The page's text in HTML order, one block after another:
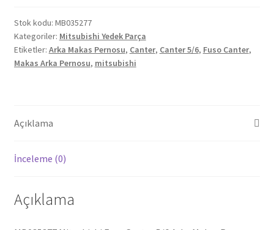
Arka
Makas
Pernosu
MB035277
Stok kodu: MB035277
Kategoriler: Mitsubishi Yedek Parça
Etiketler: Arka Makas Pernosu, Canter, Canter 5/6, Fuso Canter,
Makas Arka Pernosu, mitsubishi
Açıklama
İnceleme (0)
Açıklama